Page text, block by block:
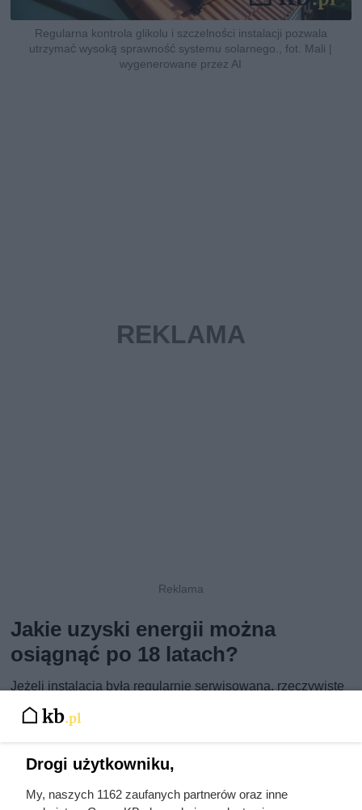
Regularna kontrola glikolu i szczelności instalacji pozwala
utrzymać wysoką sprawność systemu solarnego., fot. Mali |
wygenerowane przez AI
Jakie uzyski energii można
osiągnąć po 18 latach?
Jeżeli instalacja była regularnie serwisowana, rzeczywiste
uzyski energii mogą być zaskakująco wysokie. Dobrze
wykonane kolektory słoneczne nadal są w stanie pokrywać
domowego na ciepłą wodę użytkową. Największe ilości
energii produkują oczywiście od późnej wiosny do
Drogi użytkowniku,
My, naszych 1162 zaufanych partnerów oraz inne